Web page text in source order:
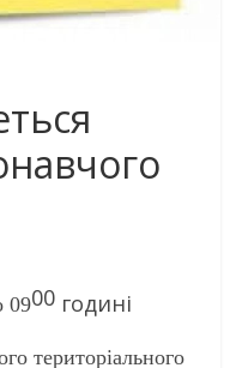
0900 годині
територіального